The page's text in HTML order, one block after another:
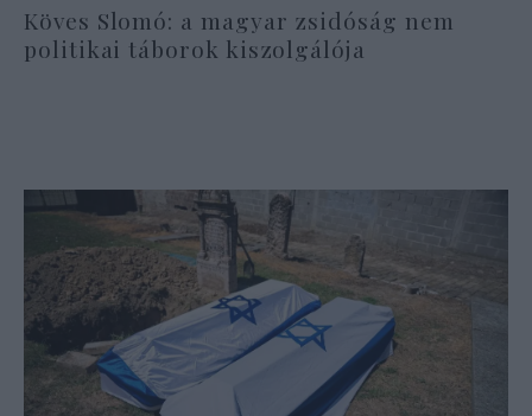
Köves Slomó: a magyar zsidóság nem
politikai táborok kiszolgálója